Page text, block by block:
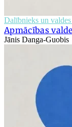
Dalībnieks un
Apmācības
Jānis Danga-Guobis